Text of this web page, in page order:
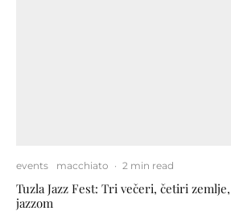
events macchiato · 2 min read
Tuzla Jazz Fest: Tri večeri, četiri
jazzom